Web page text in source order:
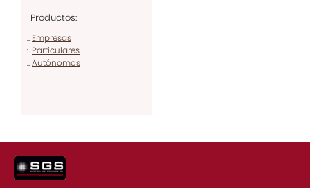
Productos:
:. Empresas
:. Particulares
:.Autónomos